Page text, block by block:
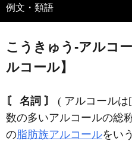
例文・類語
こうきゅう‐アルコ
ルコール】
〘 名詞 〙
( アルコールは
数の多いアルコールの総
の脂肪族アルコールをい